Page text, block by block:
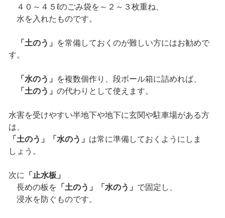
４０～４５ℓのごみ袋を～２～３枚重ね、
水を入れたものです。
「土のう」
を常備しておくのが難しい方にはお勧めで
す。
「水のう」
を複数個作り、段ボール箱に詰めれば、
「土のう」 の代わりとして使えます。
水害を受けやすい半地下や地下に玄関や駐車場がある方
は、
「土のう」「水のう」 は常に準備しておくようにしま
しょう。
次に
「止水板」
長めの板を 「土のう」「水のう」 で固定し、
浸水を防ぐものです。